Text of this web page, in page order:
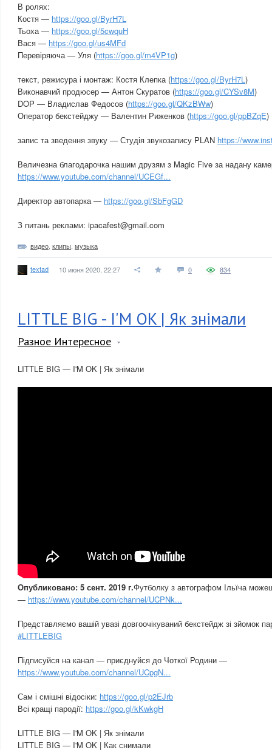
В ролях:
Костя — https://goo.gl/ByrH7L
Тьоха — https://goo.gl/5cwquH
Вася — https://goo.gl/us4MFd
Перевіряюча — Уля (https://goo.gl/m4VP1g)
текст, режисура і монтаж: Костя Клепка (https://goo.gl/ByrH7L)
Виконавчий продюсер — Антон Скуратов (https://goo.gl/CYSv8M)
DOP — Владислав Федосов (https://goo.gl/QKzBWw)
Оператор бекстейджу — Валентин Риженков (https://goo.gl/ppBZqE)
запис та зведення звуку — Студія звукозапису PLAN https://
Величезна благодарочка нашим друзям з Magic Five за надану
https://www.youtube.com/channel/UCEGf...
Директор автопарка — https://goo.gl/SbFgGD
З питань реклами: ipacafest@gmail.com
видео клипы музыка
textad 10 июня 2020, 22:27 0 834
LITTLE BIG - I'M OK | Як знімали
Разное Интересное
LITTLE BIG — I'M OK | Як знімали
Опубликовано: 5 сент. 2019 г.Футболку з автографом Ільїча
— https://www.youtube.com/channel/UCPNk...
Представляємо вашій увазі довгоочікуваний бекстейдж зі зйомок
#LITTLEBIG
Підписуйся на канал — приєднуйся до Чоткої Родини —
https://www.youtube.com/channel/UCpgN...
Сам і смішні відосіки: https://goo.gl/p2EJrb
Всі кращі пародії: https://goo.gl/kKwkgH
LITTLE BIG — I'M OK | Як знімали
LITTLE BIG — I'M OK | Как снимали